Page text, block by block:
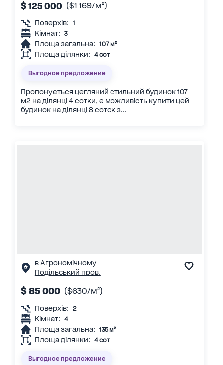
$ 125 000 ($1 169/м²)
Поверхів: 1
Кімнат: 3
Площа загальна: 107 м²
Площа ділянки: 4 сот
Выгодное предложение
Пропонується цегляний стильний будинок 107
м2 на ділянці 4 сотки, є можливість купити цей
будинок на ділянці 8 соток з...
в Агрономічному
Подільський пров.
$ 85 000 ($630/м²)
Поверхів: 2
Кімнат: 4
Площа загальна: 135 м²
Площа ділянки: 4 сот
Выгодное предложение